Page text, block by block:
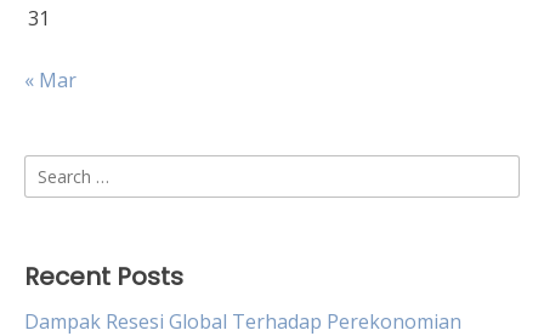
31
« Mar
Search
for:
Recent Posts
Dampak Resesi Global Terhadap Perekonomian